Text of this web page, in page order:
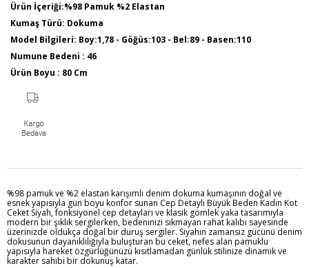
Ürün İçeriği:%98 Pamuk %2 Elastan
Kumaş Türü: Dokuma
Model Bilgileri: Boy:1,78 - Göğüs:103 - Bel:89 - Basen:110
Numune Bedeni : 46
Ürün Boyu : 80 Cm
%98 pamuk ve %2 elastan karışımlı denim dokuma kumaşının doğal ve
esnek yapısıyla gün boyu konfor sunan Cep Detaylı Büyük Beden Kadın Kot
Ceket Siyah, fonksiyonel cep detayları ve klasik gömlek yaka tasarımıyla
modern bir şıklık sergilerken, bedeninizi sıkmayan rahat kalıbı sayesinde
üzerinizde oldukça doğal bir duruş sergiler. Siyahın zamansız gücünü denim
dokusunun dayanıklılığıyla buluşturan bu ceket, nefes alan pamuklu
yapısıyla hareket özgürlüğünüzü kısıtlamadan günlük stilinize dinamik ve
karakter sahibi bir dokunuş katar.